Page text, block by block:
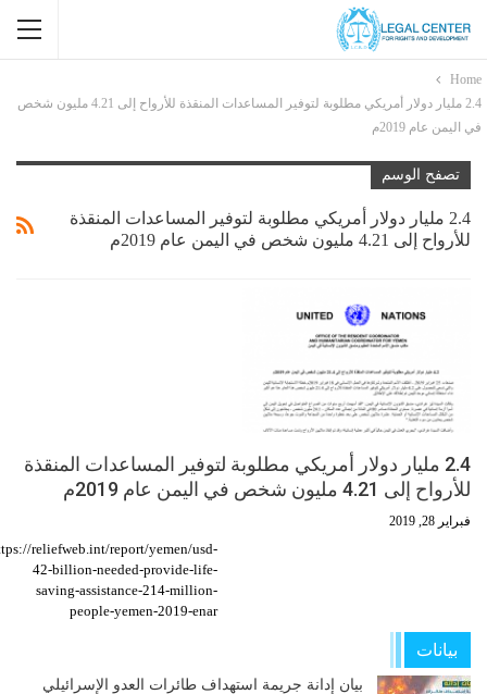
Home
2.4 ملیار دولار أمریكي مطلوبة لتوفیر المساعدات المنقذة للأرواح إلى 4.21 ملیون شخص
في الیمن عام 2019م
تصفح الوسم
2.4 ملیار دولار أمریكي مطلوبة لتوفیر المساعدات المنقذة
للأرواح إلى 4.21 ملیون شخص في الیمن عام 2019م
2.4 ملیار دولار أمریكي مطلوبة لتوفیر المساعدات المنقذة
للأرواح إلى 4.21 ملیون شخص في الیمن عام 2019م
فبراير 28, 2019
reliefweb.int/report/yemen/usd-
42-billion-needed-provide-life-
saving-assistance-214-million-
people-yemen-2019-enar
بيانات
بيان إدانة جريمة استهداف طائرات العدو الإسرائيلي